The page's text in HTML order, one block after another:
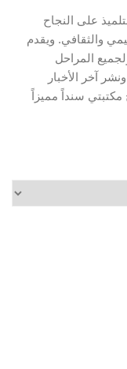
على النجاح
والثقافي. ويقدم
المراحل
آخر الأخبار
سنداً مميزاً